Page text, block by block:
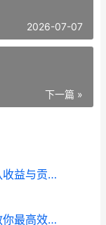
2026-07-07
下一篇 »
王者荣耀战队活跃上限强度排行 战队收益与贡献档位全解析
王者荣耀如何卖掉英雄 佛系老玩家教你最高效的英雄交易思路